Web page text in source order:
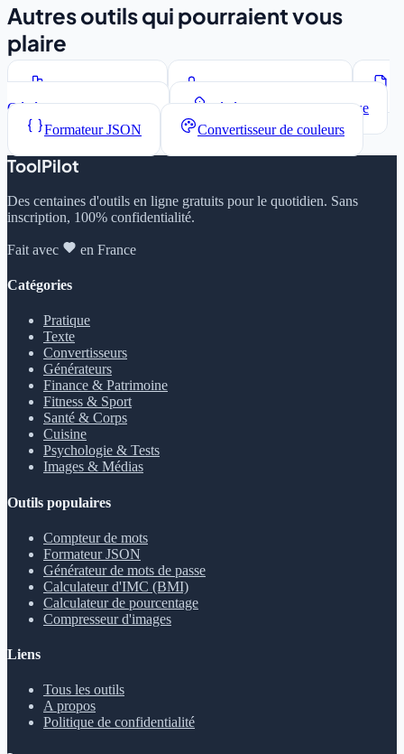
Autres outils qui pourraient vous
plaire
Compteur de mots
Convertisseur de casse
Générateur Lorem Ipsum
Générateur de mots de passe
Formateur JSON
Convertisseur de couleurs
ToolPilot
Des centaines d'outils en ligne gratuits pour le quotidien. Sans
inscription, 100% confidentialité.
Fait avec en France
Catégories
Pratique
Texte
Convertisseurs
Générateurs
Finance & Patrimoine
Fitness & Sport
Santé & Corps
Cuisine
Psychologie & Tests
Images & Médias
Outils populaires
Compteur de mots
Formateur JSON
Générateur de mots de passe
Calculateur d'IMC (BMI)
Calculateur de pourcentage
Compresseur d'images
Liens
Tous les outils
A propos
Politique de confidentialité